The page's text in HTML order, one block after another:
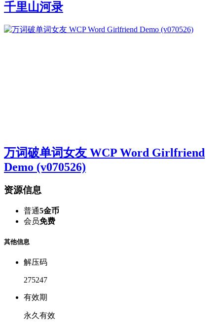
千里山河录
万词破单词女友 WCP Word Girlfriend
Demo (v070526)
资源信息
普通5金币
会员免费
其他信息
解压码
275247
有效期
永久有效